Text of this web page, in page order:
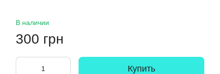
В наличии
300 грн
Купить